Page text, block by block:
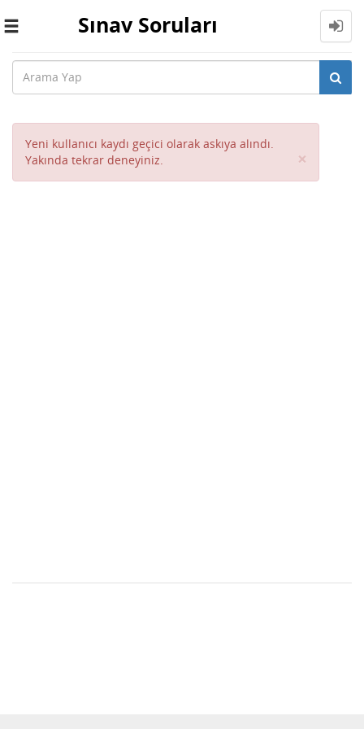
Toggle
Sınav Soruları
Yeni kullanıcı kaydı geçici olarak askıya alındı.
Yakında tekrar deneyiniz.
×